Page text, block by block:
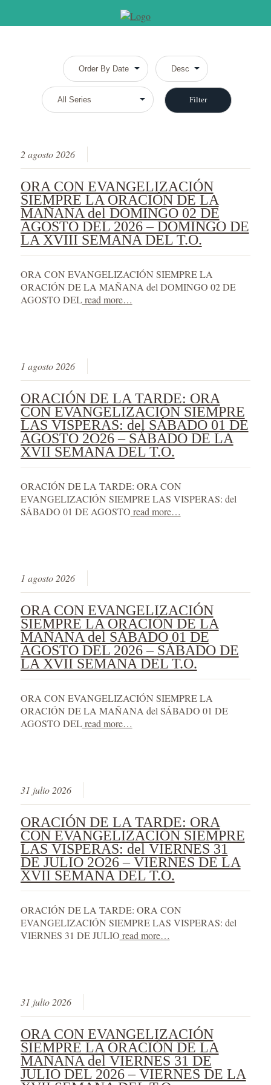
2 agosto 2026
ORA CON EVANGELIZACIÓN
SIEMPRE LA ORACIÓN DE LA
MAÑANA del DOMINGO 02 DE
AGOSTO DEL 2026 – DOMINGO DE
LA XVIII SEMANA DEL T.O.
ORA CON EVANGELIZACIÓN SIEMPRE LA
ORACIÓN DE LA MAÑANA del DOMINGO 02 DE
AGOSTO DELread more…
1 agosto 2026
ORACIÓN DE LA TARDE: ORA
CON EVANGELIZACIÓN SIEMPRE
LAS VISPERAS: del SÁBADO 01 DE
AGOSTO 2O26 – SÁBADO DE LA
XVII SEMANA DEL T.O.
ORACIÓN DE LA TARDE: ORA CON
EVANGELIZACIÓN SIEMPRE LAS VISPERAS: del
SÁBADO 01 DE AGOSTO read more…
1 agosto 2026
ORA CON EVANGELIZACIÓN
SIEMPRE LA ORACIÓN DE LA
MAÑANA del SÁBADO 01 DE
AGOSTO DEL 2026 – SÁBADO DE
LA XVII SEMANA DEL T.O.
ORA CON EVANGELIZACIÓN SIEMPRE LA
ORACIÓN DE LA MAÑANA del SÁBADO 01 DE
AGOSTO DELread more…
31 julio 2026
ORACIÓN DE LA TARDE: ORA
CON EVANGELIZACIÓN SIEMPRE
LAS VISPERAS: del VIERNES 31
DE JULIO 2O26 – VIERNES DE LA
XVII SEMANA DEL T.O.
ORACIÓN DE LA TARDE: ORA CON
EVANGELIZACIÓN SIEMPRE LAS VISPERAS: del
VIERNES 31 DE JULIO read more…
31 julio 2026
ORA CON EVANGELIZACIÓN
SIEMPRE LA ORACIÓN DE LA
MAÑANA del VIERNES 31 DE
JULIO DEL 2026 – VIERNES DE LA